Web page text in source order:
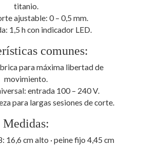
titanio.
ajustable: 0 – 0,5 mm.
1,5 h con indicador LED.
comunes:
para máxima libertad de
movimiento.
entrada 100 – 240 V.
para largas sesiones de corte.
Medidas:
16,6 cm alto · peine fijo 4,45 cm